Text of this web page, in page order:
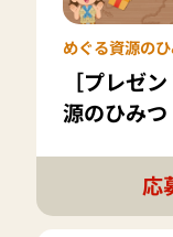
めぐる資源のひ
［プレゼ
源のひみつ
応